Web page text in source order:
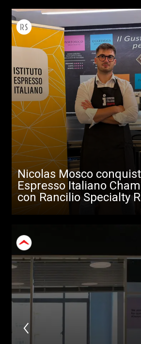
Nicolas Mosco
Espresso Italiano
con Rancilio Specialty